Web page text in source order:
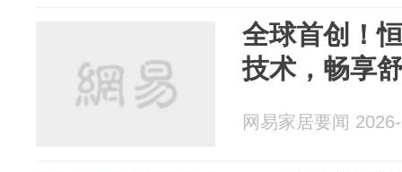
全球首创！
技术，畅享
网易家居要闻